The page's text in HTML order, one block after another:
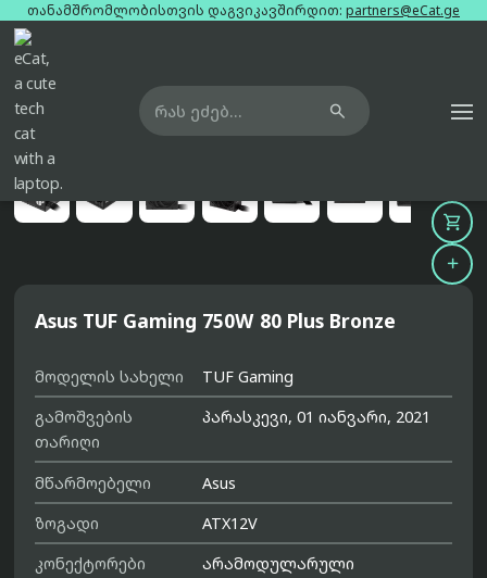
თანამშრომლობისთვის დაგვიკავშირდით: partners@eCat.ge

მთავარი კვების ბლოკი

Asus TUF Gaming 750W 80 Plus Bronze
მოდელის სახელი
TUF Gaming
გამოშვების
თარიღი
პარასკევი, 01 იანვარი, 2021
მწარმოებელი
Asus
ზოგადი
ATX12V
კონექტორები
არამოდულარული

